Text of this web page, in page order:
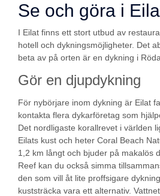
Se och göra i
I Eilat finns ett stort utbud av
hotell och dykningsmöjligheter. Det
beta av på orten är en dykning i
Gör en djupdykning
För nybörjare inom dykning är Eilat
kontakta flera dykarföretag som
Det nordligaste korallrevet i världen
Eilats kust och heter Coral Beach
1,2 km långt och bjuder på makalös
Reef kan du också simma
den som vill åt lite proffsigare
kuststräcka vara ett alternativ.